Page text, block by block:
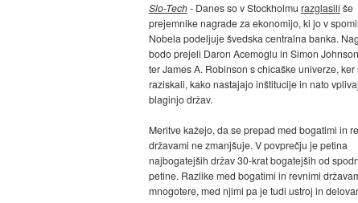
Slo-Tech- Danes so v Stockholmu razglasili še
prejemnike nagrade za ekonomijo, ki jo v
Nobela podeljuje švedska centralna banka.
bodo prejeli Daron Acemoglu in Simon
ter James A. Robinson s chicaške univerze, ker
raziskali, kako nastajajo inštitucije in nato
blaginjo držav.
Meritve kažejo, da se prepad med bogatimi in
državami ne zmanjšuje. V povprečju je petina
najbogatejših držav 30-krat bogatejših od
petine. Razlike med bogatimi in revnimi
mnogotere, med njimi pa je tudi ustroj in